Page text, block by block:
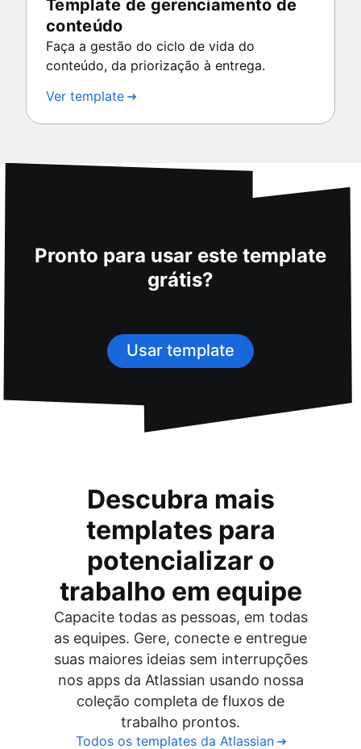
Template de gerenciamento de
conteúdo
Faça a gestão do ciclo de vida do
conteúdo, da priorização à entrega.
Ver template
Pronto para usar este template
grátis?
Usar template
Descubra mais
templates para
potencializar o
trabalho em equipe
Capacite todas as pessoas, em todas
as equipes. Gere, conecte e entregue
suas maiores ideias sem interrupções
nos apps da Atlassian usando nossa
coleção completa de fluxos de
trabalho prontos.
Todos os templates da Atlassian